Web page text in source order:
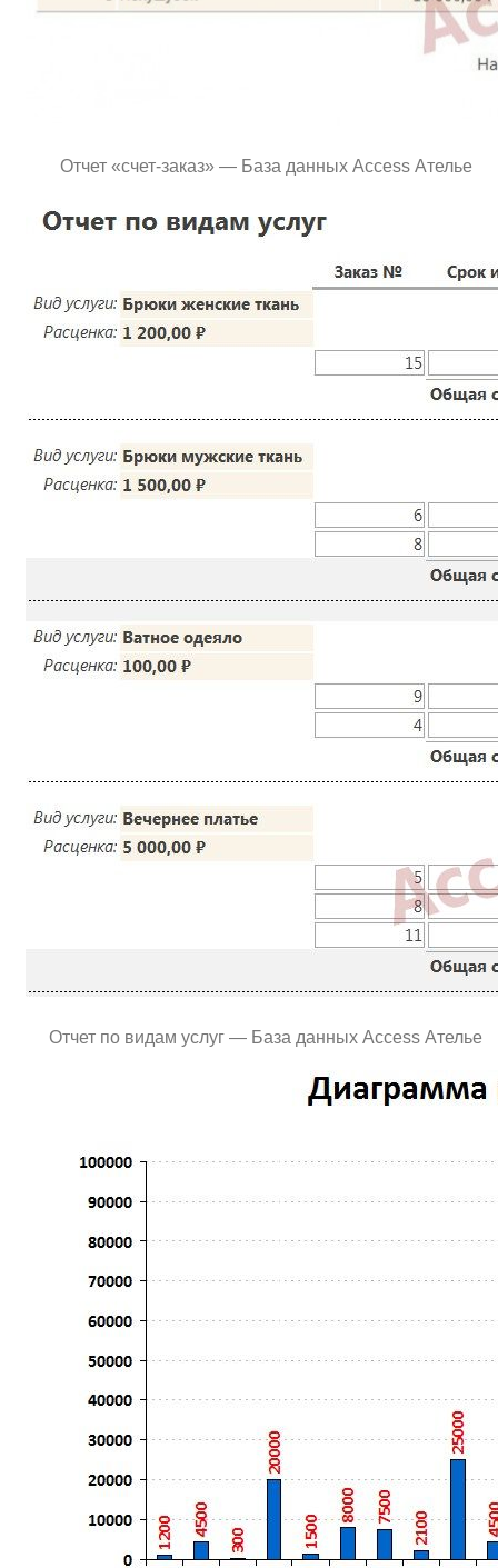
Отчет «счет-заказ» — База данных Access Ателье
Отчет по видам услуг — База данных Access Ателье